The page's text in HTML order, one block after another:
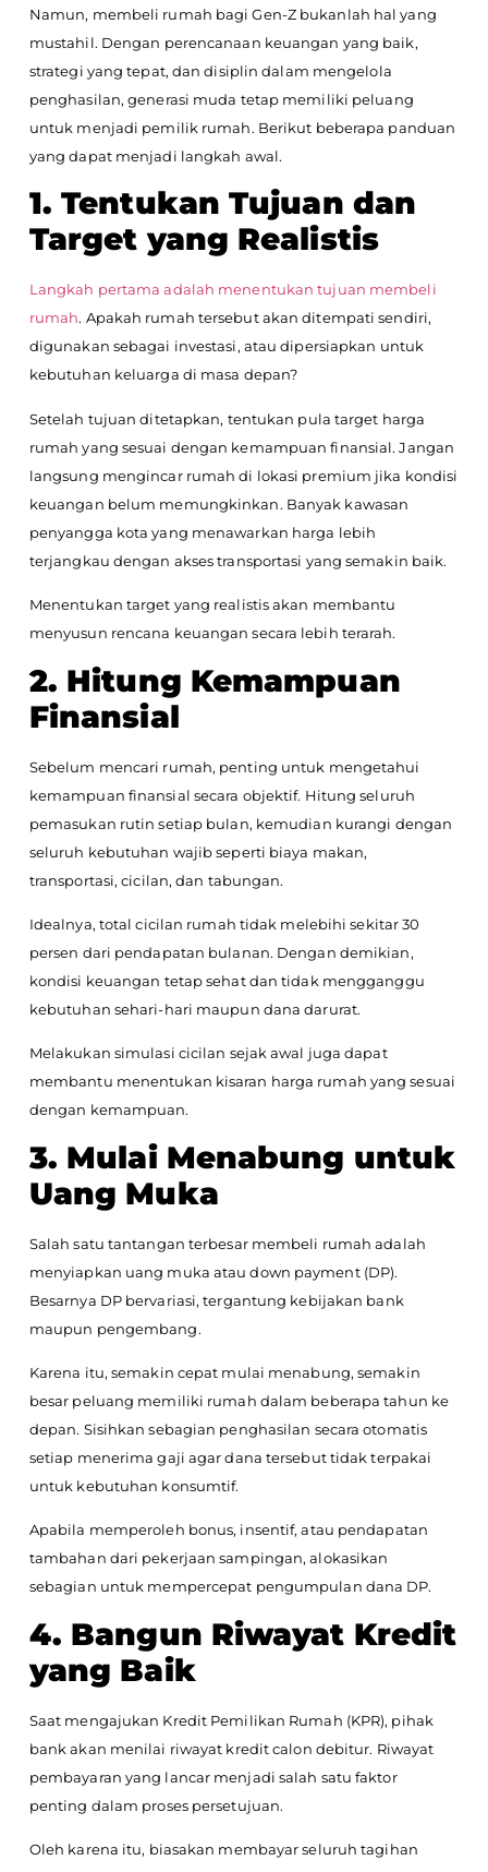
Namun, membeli rumah bagi Gen-Z bukanlah hal yang
mustahil. Dengan perencanaan keuangan yang baik,
strategi yang tepat, dan disiplin dalam mengelola
penghasilan, generasi muda tetap memiliki peluang
untuk menjadi pemilik rumah. Berikut beberapa panduan
yang dapat menjadi langkah awal.
1. Tentukan Tujuan dan
Target yang Realistis
Langkah pertama adalah menentukan tujuan membeli
rumah. Apakah rumah tersebut akan ditempati sendiri,
digunakan sebagai investasi, atau dipersiapkan untuk
kebutuhan keluarga di masa depan?
Setelah tujuan ditetapkan, tentukan pula target harga
rumah yang sesuai dengan kemampuan finansial. Jangan
langsung mengincar rumah di lokasi premium jika kondisi
keuangan belum memungkinkan. Banyak kawasan
penyangga kota yang menawarkan harga lebih
terjangkau dengan akses transportasi yang semakin baik.
Menentukan target yang realistis akan membantu
menyusun rencana keuangan secara lebih terarah.
2. Hitung Kemampuan
Finansial
Sebelum mencari rumah, penting untuk mengetahui
kemampuan finansial secara objektif. Hitung seluruh
pemasukan rutin setiap bulan, kemudian kurangi dengan
seluruh kebutuhan wajib seperti biaya makan,
transportasi, cicilan, dan tabungan.
Idealnya, total cicilan rumah tidak melebihi sekitar 30
persen dari pendapatan bulanan. Dengan demikian,
kondisi keuangan tetap sehat dan tidak mengganggu
kebutuhan sehari-hari maupun dana darurat.
Melakukan simulasi cicilan sejak awal juga dapat
membantu menentukan kisaran harga rumah yang sesuai
dengan kemampuan.
3. Mulai Menabung untuk
Uang Muka
Salah satu tantangan terbesar membeli rumah adalah
menyiapkan uang muka atau down payment (DP).
Besarnya DP bervariasi, tergantung kebijakan bank
maupun pengembang.
Karena itu, semakin cepat mulai menabung, semakin
besar peluang memiliki rumah dalam beberapa tahun ke
depan. Sisihkan sebagian penghasilan secara otomatis
setiap menerima gaji agar dana tersebut tidak terpakai
untuk kebutuhan konsumtif.
Apabila memperoleh bonus, insentif, atau pendapatan
tambahan dari pekerjaan sampingan, alokasikan
sebagian untuk mempercepat pengumpulan dana DP.
4. Bangun Riwayat Kredit
yang Baik
Saat mengajukan Kredit Pemilikan Rumah (KPR), pihak
bank akan menilai riwayat kredit calon debitur. Riwayat
pembayaran yang lancar menjadi salah satu faktor
penting dalam proses persetujuan.
Oleh karena itu, biasakan membayar seluruh tagihan